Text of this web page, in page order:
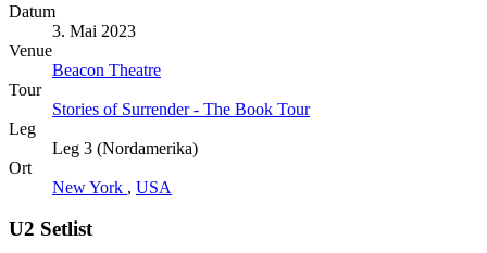
Datum
3. Mai 2023
Venue
Beacon Theatre
Tour
Stories of Surrender - The Book Tour
Leg
Leg 3 (Nordamerika)
Ort
New York , USA
U2 Setlist